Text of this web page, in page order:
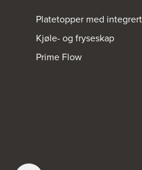
Platetopper med
Kjøle- og fryseskap
Prime Flow